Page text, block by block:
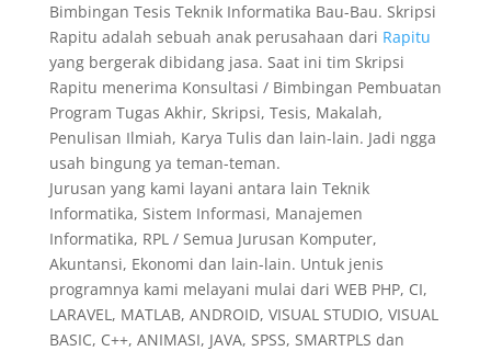
Bimbingan Tesis Teknik Informatika Bau-Bau. Skripsi
Rapitu adalah sebuah anak perusahaan dari Rapitu
yang bergerak dibidang jasa. Saat ini tim Skripsi
Rapitu menerima Konsultasi / Bimbingan Pembuatan
Program Tugas Akhir, Skripsi, Tesis, Makalah,
Penulisan Ilmiah, Karya Tulis dan lain-lain. Jadi ngga
usah bingung ya teman-teman.
Jurusan yang kami layani antara lain Teknik
Informatika, Sistem Informasi, Manajemen
Informatika, RPL / Semua Jurusan Komputer,
Akuntansi, Ekonomi dan lain-lain. Untuk jenis
programnya kami melayani mulai dari WEB PHP, CI,
LARAVEL, MATLAB, ANDROID, VISUAL STUDIO, VISUAL
BASIC, C++, ANIMASI, JAVA, SPSS, SMARTPLS dan